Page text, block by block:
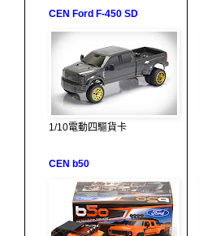
CEN Ford F-450 SD
1/10電動四驅貨卡
CEN b50